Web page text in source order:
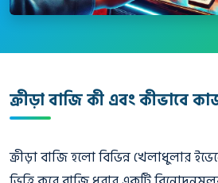
ক্রীড়া বাজি কী এবং কীভাবে
ক্রীড়া বাজি হলো বিভিন্ন খেলাধুলার